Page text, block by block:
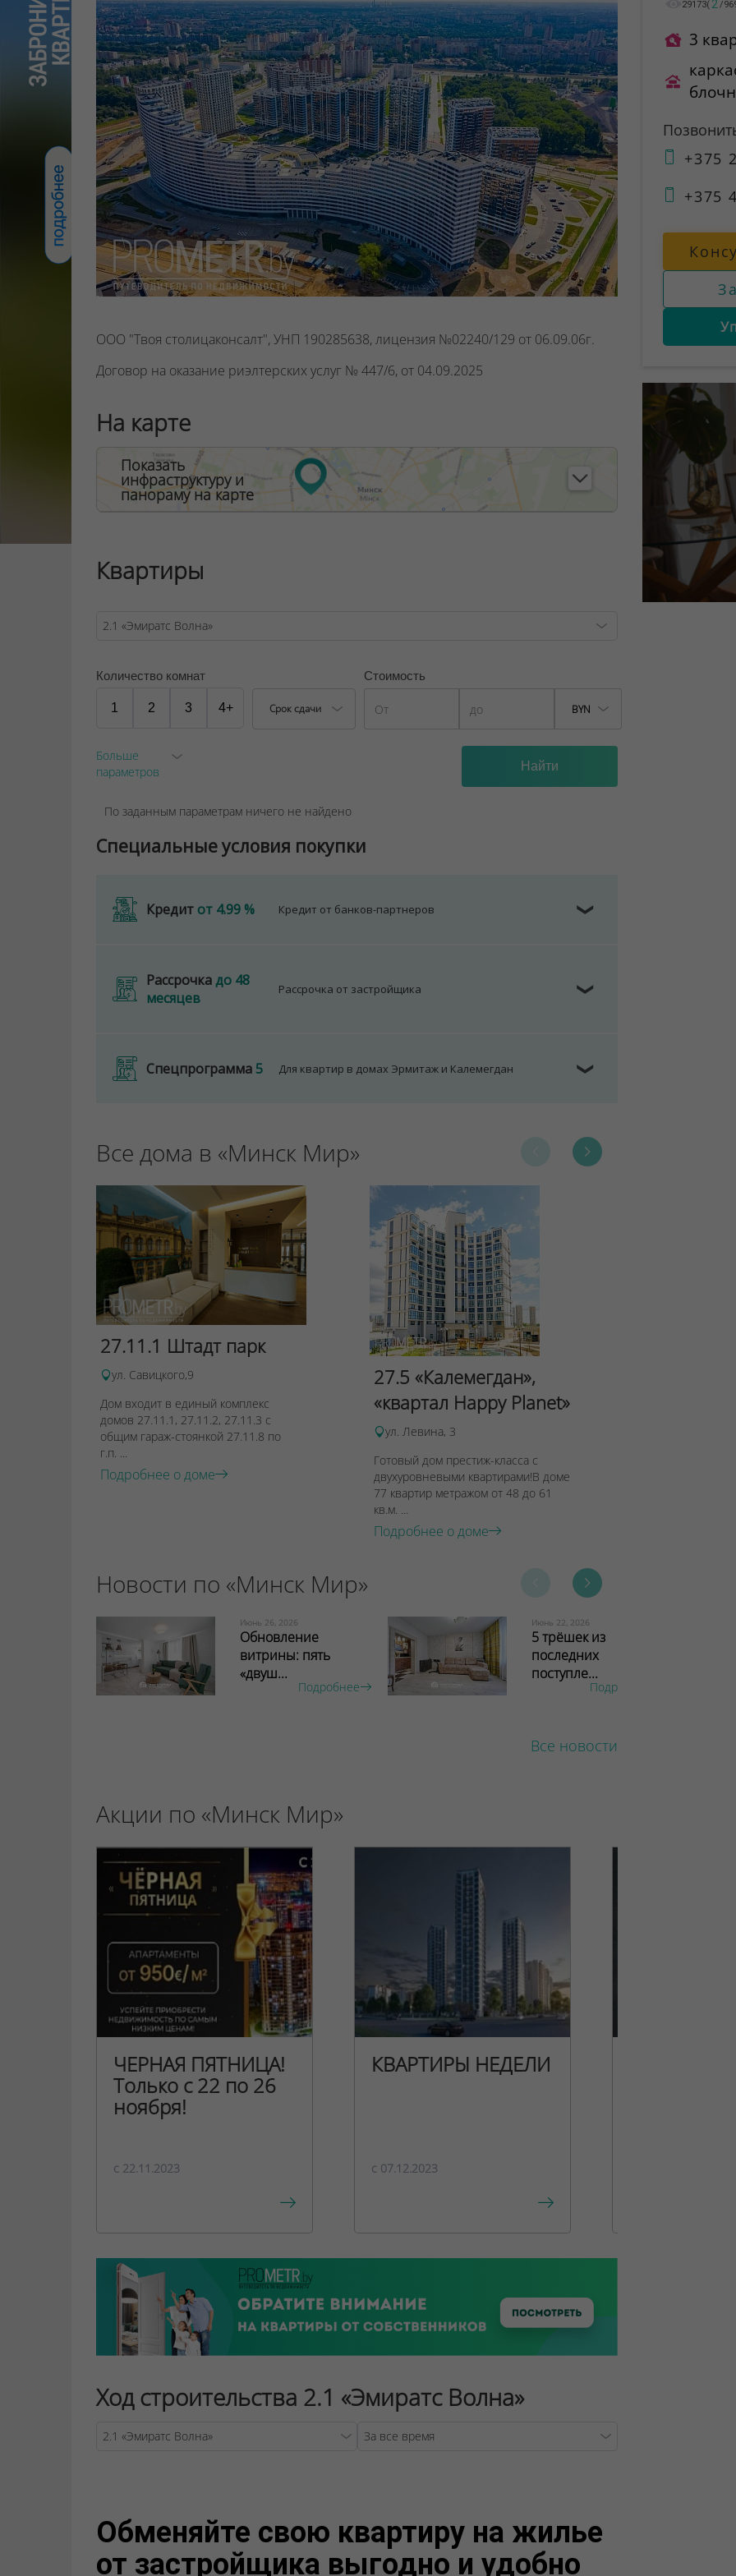
ООО "Твоя столицаконсалт", УНП 190285638, лицензия №02240/129 от 06.09.06г.
Договор на оказание риэлтерских услуг № 447/6, от 04.09.2025
На карте
Показать
инфраструктуру и
панораму на карте
Квартиры
Количество комнат
1 2 3 4+ Срок сдачи
Стоимость
BYN
Больше
параметров
По заданным параметрам ничего не найдено
Специальные условия покупки
Кредит от 4.99 % Кредит от банков-партнеров ❯
Рассрочкадо 48
месяцев
Рассрочка от застройщика ❯
Спецпрограмма5 Для квартир в домах Эрмитаж и Калемегдан ❯
Все дома в «Минск Мир»
27.11.1 Штадт парк
ул. Савицкого,9
Дом входит в единый комплекс
домов 27.11.1, 27.11.2, 27.11.3 с
общим гараж-стоянкой 27.11.8 по
г.п. ...
Подробнее о доме
27.5 «Калемегдан»,
«квартал Happy Planet»
ул. Левина, 3
Готовый дом престиж-класса с
двухуровневыми квартирами!В доме
77 квартир метражом от 48 до 61
кв.м. ...
Подробнее о доме
Новости по «Минск Мир»
Июнь 26, 2026
Обновление
витрины: пять
«двуш...
Подробнее
Июнь 22, 2026
5 трёшек из
последних
поступле...
Подробнее
Все новости
Акции по «Минск Мир»
ЧЕРНАЯ ПЯТНИЦА!
Только с 22 по 26
ноября!
c 22.11.2023
КВАРТИРЫ НЕДЕЛИ
c 07.12.2023
Ход строительства 2.1 «Эмиратс Волна»
Обменяйте свою квартиру на жилье
от застройщика выгодно и удобно
29173( 2 /
3
+375
+375